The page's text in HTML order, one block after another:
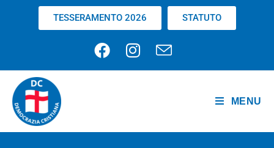
TESSERAMENTO 2026 STATUTO
MENU